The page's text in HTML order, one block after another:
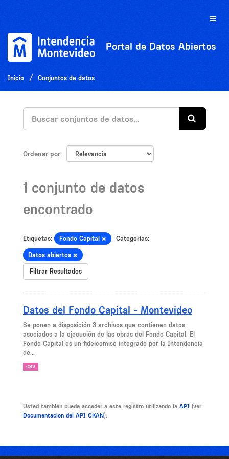
Toggle
Portal de Datos Abiertos
Inicio Conjuntos de datos
Ordenar por
1 conjunto de datos
encontrado
Etiquetas: Fondo Capital Categorías:
Datos abiertos
Filtrar Resultados
Datos del Fondo Capital - Montevideo
Se ponen a disposición 3 archivos que contienen datos
asociados a la ejecución de las obras del Fondo Capital. El
Fondo Capital es un fideicomiso integrado por la Intendencia
de...
CSV
Usted también puede acceder a este registro utilizando la API (ver
Documentacion del API CKAN).